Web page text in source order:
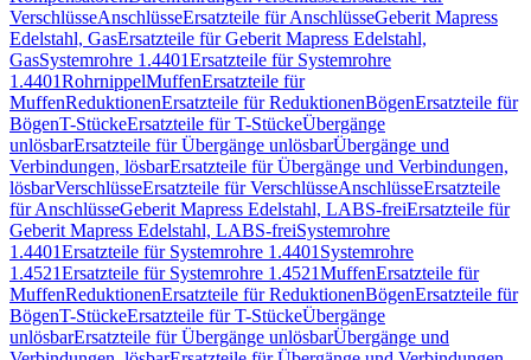
VerschlüsseAnschlüsseErsatzteile für AnschlüsseGeberit Mapress
Edelstahl, GasErsatzteile für Geberit Mapress Edelstahl,
GasSystemrohre 1.4401Ersatzteile für Systemrohre
1.4401RohrnippelMuffenErsatzteile für
MuffenReduktionenErsatzteile für ReduktionenBögenErsatzteile für
BögenT-StückeErsatzteile für T-StückeÜbergänge
unlösbarErsatzteile für Übergänge unlösbarÜbergänge und
Verbindungen, lösbarErsatzteile für Übergänge und Verbindungen,
lösbarVerschlüsseErsatzteile für VerschlüsseAnschlüsseErsatzteile
für AnschlüsseGeberit Mapress Edelstahl, LABS-freiErsatzteile für
Geberit Mapress Edelstahl, LABS-freiSystemrohre
1.4401Ersatzteile für Systemrohre 1.4401 Systemrohre
1.4521Ersatzteile für Systemrohre 1.4521MuffenErsatzteile für
MuffenReduktionenErsatzteile für ReduktionenBögenErsatzteile für
BögenT-StückeErsatzteile für T-StückeÜbergänge
unlösbarErsatzteile für Übergänge unlösbarÜbergänge und